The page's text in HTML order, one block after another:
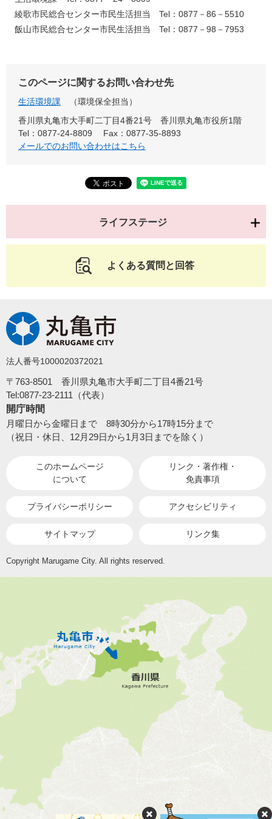
綾歌市民総合センター市民生活担当 Tel：0877－86－5510
飯山市民総合センター市民生活担当 Tel：0877－98－7953
このページに関するお問い合わせ先
生活環境課
環境保全担当
香川県丸亀市大手町二丁目4番21号 香川県丸亀市役所1階
Tel：0877-24-8809
Fax：0877-35-8893
メールでのお問い合わせはこちら
ライフステージ
よくある質問と回答
法人番号1000020372021
〒763-8501 香川県丸亀市大手町二丁目4番21号
Tel:0877-23-2111（代表）
開庁時間
月曜日から金曜日まで 8時30分から17時15分まで
（祝日・休日、12月29日から1月3日までを除く）
このホームページ
について
リンク・著作権・
免責事項
プライバシーポリシー アクセシビリティ
サイトマップ リンク集
Copyright Marugame City. All rights reserved.